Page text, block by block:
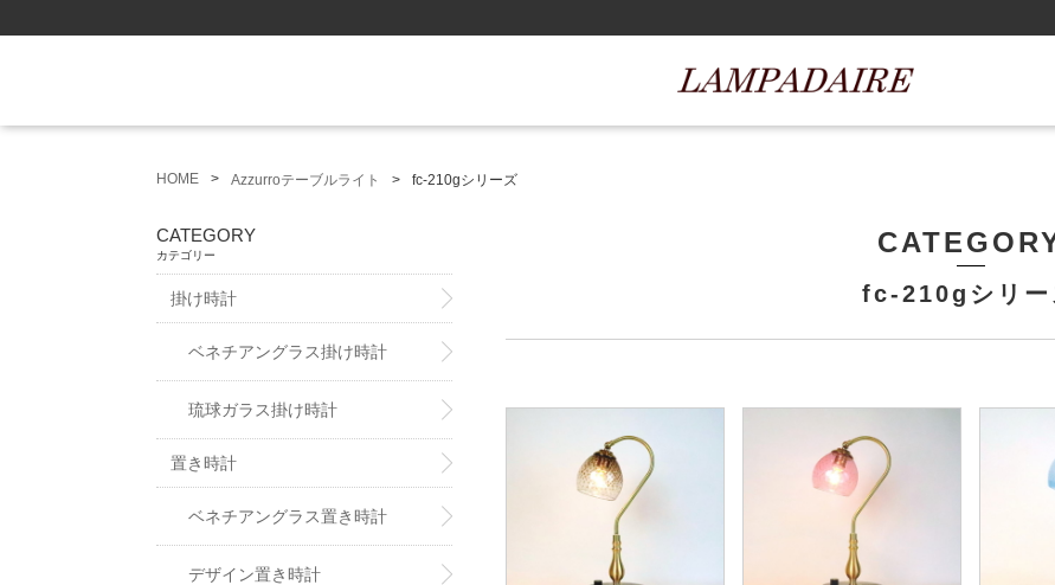
HOME Azzurroテーブルライト fc-210gシリーズ
fc-210gシリー
CATEGORY
カテゴリー
掛け時計
ベネチアングラス掛け時計
琉球ガラス掛け時計
置き時計
ベネチアングラス置き時計
デザイン置き時計